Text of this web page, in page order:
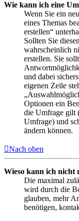
Wie kann ich eine
Wenn Sie ein
eines Themas
erstellen“
Sollten Sie
wahrscheinlich
erstellen. Sie
und dabei
eigenen Zeile
Optionen ein
die Umfrage gilt
Umfrage) und
ändern können.
Nach oben
Wieso kann ich nicht
Die maximal
wird durch die
glauben, mehr
benötigen,